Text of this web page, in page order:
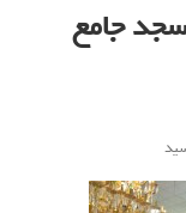
جامع
تصویری